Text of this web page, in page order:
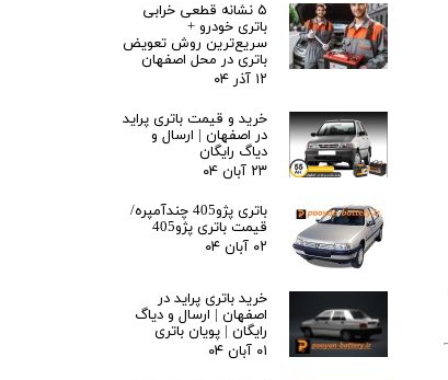
۵ نشانه قطعی خرابی
باتری خودرو +
سریع‌ترین روش تعویض
باتری در محل اصفهان
۱۲ آذر ۰۴
خرید و قیمت باتری پراید
در اصفهان | ارسال و
دیاگ رایگان
۲۳ آبان ۰۴
باتری پژو405 چندآمپره/
قیمت باتری پژو405
۰۲ آبان ۰۴
خرید باتری پراید در
اصفهان | ارسال و دیاگ
رایگان | پویان باتری
۰۱ آبان ۰۴